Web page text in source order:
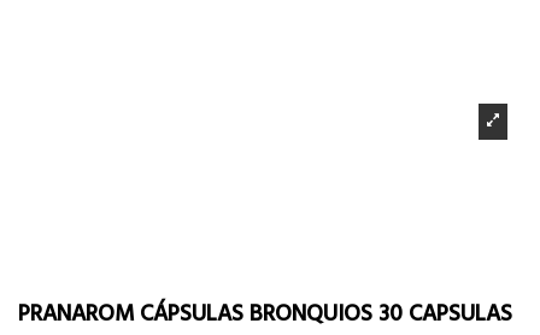
PRANAROM CÁPSULAS BRONQUIOS 30 CAPSULAS